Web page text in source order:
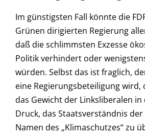
Im günstigsten Fall könnte die
Grünen dirigierten Regierung
daß die schlimmsten Exzesse
Politik verhindert oder
würden. Selbst das ist fraglich,
eine Regierungsbeteiligung
das Gewicht der Linksliberalen in
Druck, das Staatsverständnis
Namen des „Klimaschutzes“ zu